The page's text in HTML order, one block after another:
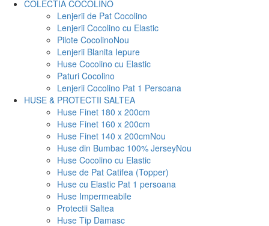
COLECTIA COCOLINO
Lenjerii de Pat Cocolino
Lenjerii Cocolino cu Elastic
Pilote CocolinoNou
Lenjerii Blanita Iepure
Huse Cocolino cu Elastic
Paturi Cocolino
Lenjerii Cocolino Pat 1 Persoana
HUSE & PROTECTII SALTEA
Huse Finet 180 x 200cm
Huse Finet 160 x 200cm
Huse Finet 140 x 200cmNou
Huse din Bumbac 100% JerseyNou
Huse Cocolino cu Elastic
Huse de Pat Catifea (Topper)
Huse cu Elastic Pat 1 persoana
Huse Impermeabile
Protectii Saltea
Huse Tip Damasc